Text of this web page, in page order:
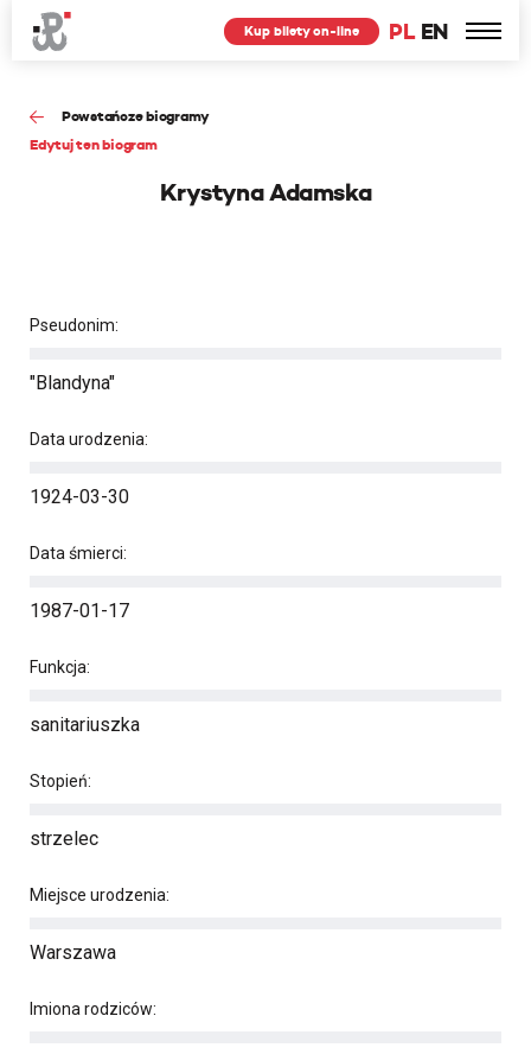
PL EN
Kup bilety on-line
Powstańcze biogramy
Edytuj ten biogram
Krystyna Adamska
Pseudonim:
"Blandyna"
Data urodzenia:
1924-03-30
Data śmierci:
1987-01-17
Funkcja:
sanitariuszka
Stopień:
strzelec
Miejsce urodzenia:
Warszawa
Imiona rodziców: